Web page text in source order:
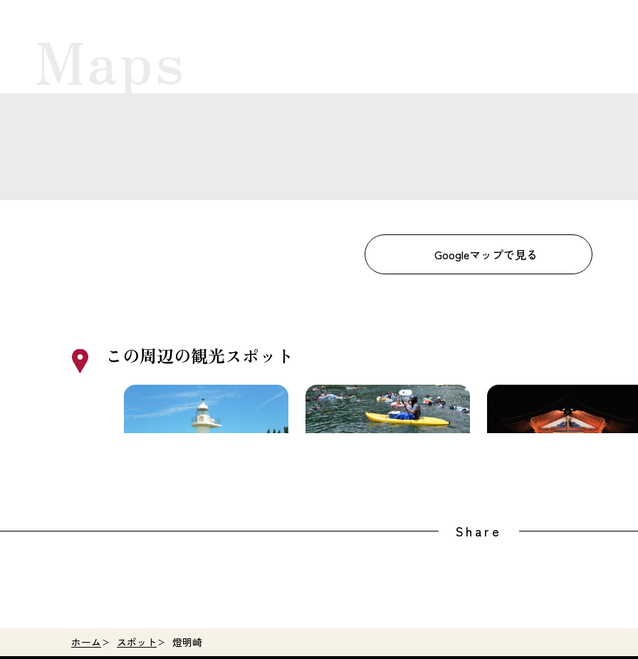
ホーム スポット 燈明崎
Googleマップで見る
この周辺の観光スポット
梶取崎
くじら浜海水浴場（くじらに出
会える海水浴場）
Share